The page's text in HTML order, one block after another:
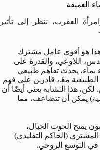
العميقة
العقرب، ننظر إلى تأثير
هو أقوى عامل مشترك
اللاوعي، والقدرة على
بماء، يحدث تفاهم طبيعي
معًا، قادرين على فهم
هذا التشابه يعني أيضًا أن
يمكن أن تتضاعف، مما
يمنح الحوت الخيال،
المشتري (الحاكم التقليدي)
في التوسع الروحي.